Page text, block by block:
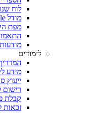
לוח
מודל Moodle
מפת
לימודים
מידע
ייעוץ
רישום
קבלת
זכאות